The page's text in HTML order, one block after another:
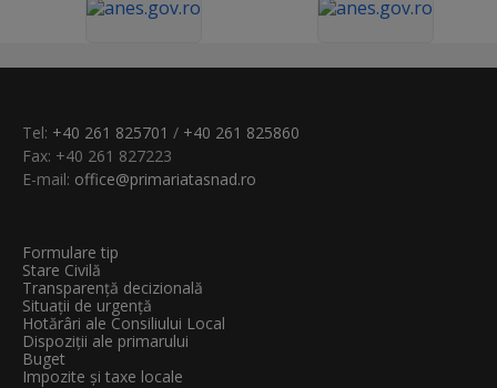
Tel: +40 261 825701 / +40 261 825860
Fax: +40 261 827223
E-mail: office@primariatasnad.ro
Formulare tip
Stare Civilă
Transparenţă decizională
Situații de urgență
Hotărâri ale Consiliului Local
Dispoziții ale primarului
Buget
Impozite și taxe locale